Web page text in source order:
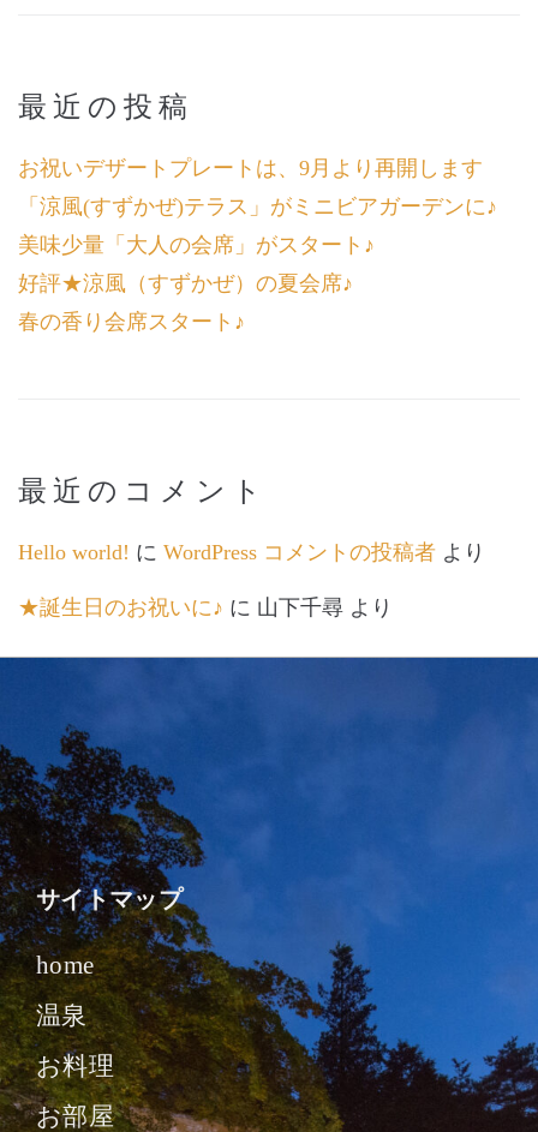
最近の投稿
お祝いデザートプレートは、9月より再開します
「涼風(すずかぜ)テラス」がミニビアガーデンに♪
美味少量「大人の会席」がスタート♪
好評★涼風（すずかぜ）の夏会席♪
春の香り会席スタート♪
最近のコメント
Hello world! に WordPress コメントの投稿者 より
★誕生日のお祝いに♪ に 山下千尋 より
サイトマップ
home
温泉
お料理
お部屋